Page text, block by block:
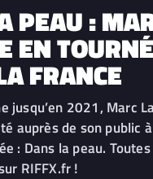
PEAU :
EN
FRANCE
jusqu’en 2021, Marc
auprès de son public à
: Dans la peau.
RIFFX.fr !